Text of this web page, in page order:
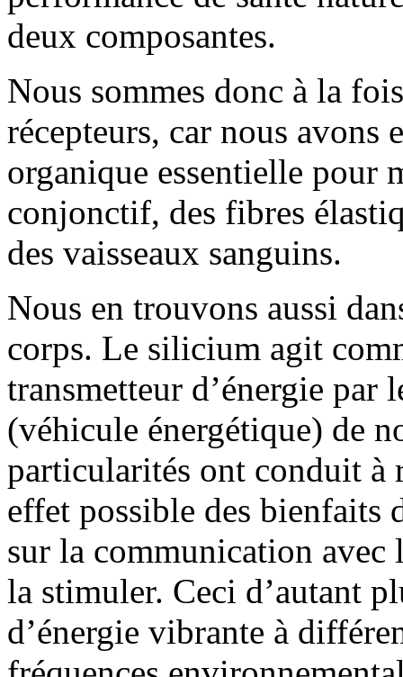
deux composantes.
Nous sommes donc à la
récepteurs, car nous avons
organique essentielle pour
conjonctif, des fibres
des vaisseaux sanguins.
Nous en trouvons aussi
corps. Le silicium agit
transmetteur d’énergie par
(véhicule énergétique) de
particularités ont conduit à
effet possible des bienfaits
sur la communication
la stimuler. Ceci d’autant
d’énergie vibrante à